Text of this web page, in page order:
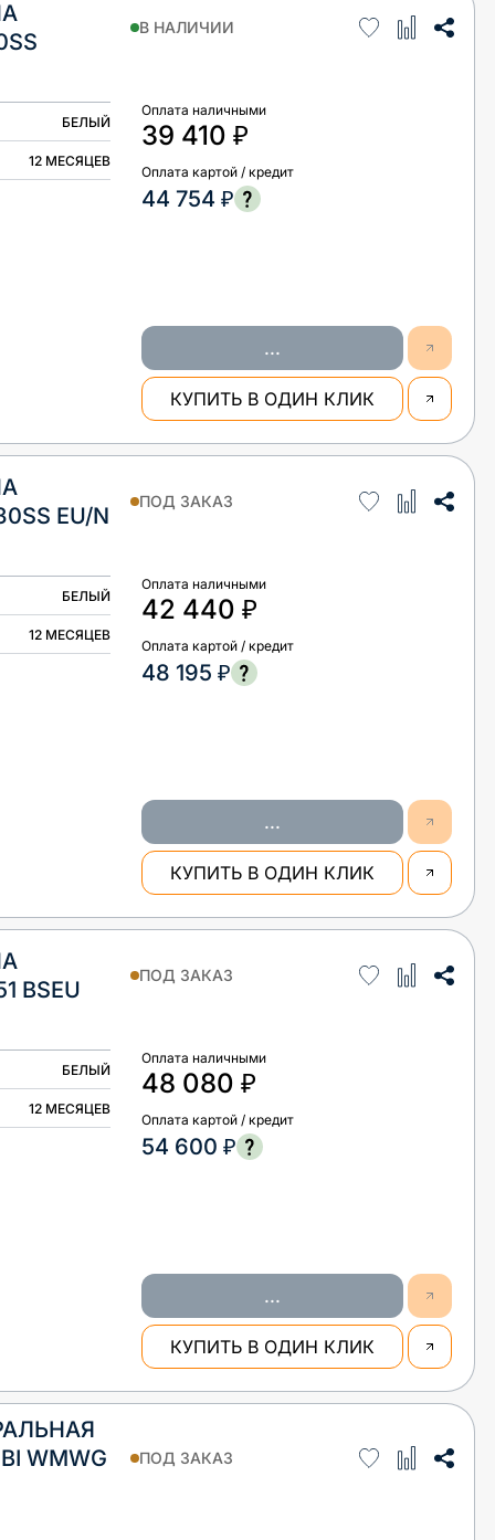
В НАЛИЧИИ
БЕЛЫЙ
12 МЕСЯЦЕВ
Оплата наличными
39 410 ₽
Оплата картой / кредит
44 754 ₽
...
КУПИТЬ В ОДИН КЛИК
EU/N
ПОД ЗАКАЗ
БЕЛЫЙ
12 МЕСЯЦЕВ
Оплата наличными
42 440 ₽
Оплата картой / кредит
48 195 ₽
...
КУПИТЬ В ОДИН КЛИК
BSEU
ПОД ЗАКАЗ
БЕЛЫЙ
12 МЕСЯЦЕВ
Оплата наличными
48 080 ₽
Оплата картой / кредит
54 600 ₽
...
КУПИТЬ В ОДИН КЛИК
WMWG
ПОД ЗАКАЗ